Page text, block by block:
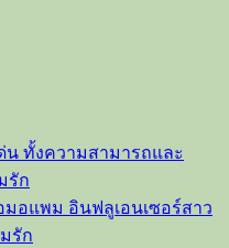
น ทั้งความสามารถและ
รัก
มอแพม อินฟลูเอนเซอร์สาว
รัก